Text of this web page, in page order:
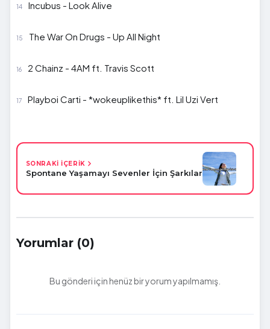
Incubus - Look Alive
The War On Drugs - Up All Night
2 Chainz - 4AM ft. Travis Scott
Playboi Carti - *wokeuplikethis* ft. Lil Uzi Vert
SONRAKİ İÇERİK
Spontane Yaşamayı Sevenler İçin Şarkılar
Yorumlar (0)
Bu gönderi için henüz bir yorum yapılmamış.